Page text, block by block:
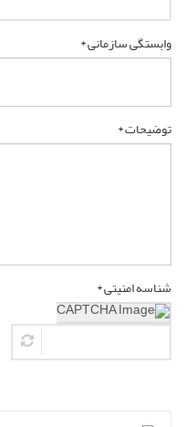
وابستگی سازمانی *
توضیحات *
شناسه امنیتی *